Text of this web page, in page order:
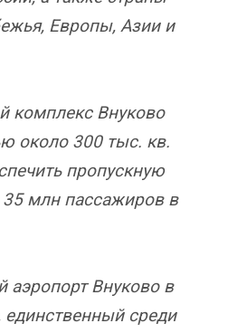
Европы, Азии и
комплекс Внуково
около 300 тыс. кв.
пропускную
35 млн пассажиров в
Внуково в
среди